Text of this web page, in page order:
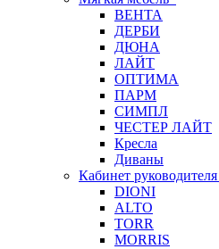
ВЕНТА
ДЕРБИ
ДЮНА
ЛАЙТ
ОПТИМА
ПАРМ
СИМПЛ
ЧЕСТЕР ЛАЙТ
Кресла
Диваны
Кабинет руководителя
DIONI
ALTO
TORR
MORRIS